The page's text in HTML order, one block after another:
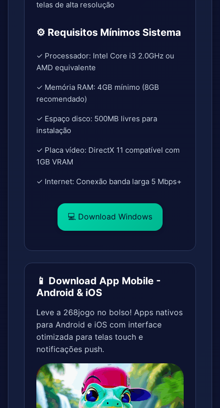
telas de alta resolução
⚙️ Requisitos Mínimos Sistema
✓ Processador: Intel Core i3 2.0GHz ou
AMD equivalente
✓ Memória RAM: 4GB mínimo (8GB
recomendado)
✓ Espaço disco: 500MB livres para
instalação
✓ Placa vídeo: DirectX 11 compatível com
1GB VRAM
✓ Internet: Conexão banda larga 5 Mbps+
💻 Download Windows
📱 Download App Mobile -
Android & iOS
Leve a 268jogo no bolso! Apps nativos
para Android e iOS com interface
otimizada para telas touch e
notificações push.